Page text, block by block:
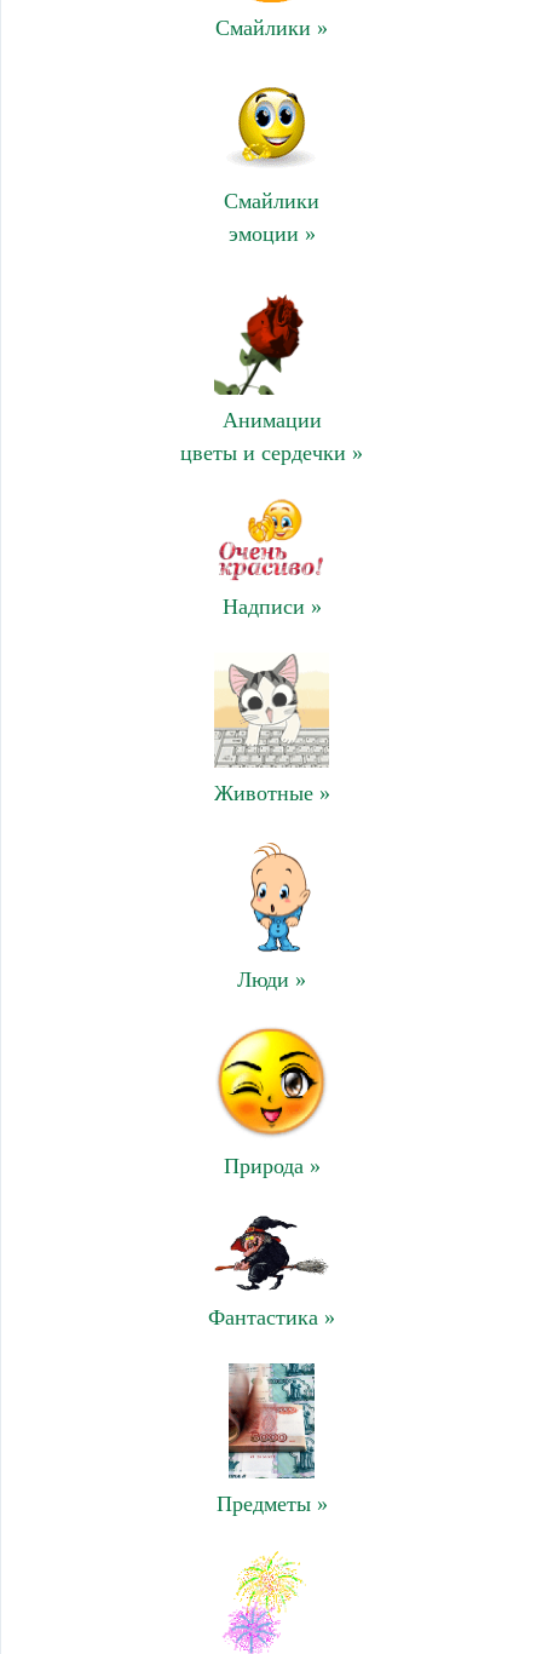
Смайлики »
Смайлики
эмоции »
Анимации
цветы и сердечки »
Надписи »
Животные »
Люди »
Природа »
Фантастика »
Предметы »